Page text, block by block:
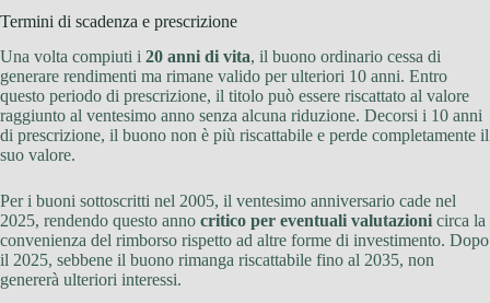
Termini di scadenza e prescrizione
Una volta compiuti i 20 anni di vita, il buono ordinario cessa di
generare rendimenti ma rimane valido per ulteriori 10 anni. Entro
questo periodo di prescrizione, il titolo può essere riscattato al valore
raggiunto al ventesimo anno senza alcuna riduzione. Decorsi i 10 anni
di prescrizione, il buono non è più riscattabile e perde completamente il
suo valore.
Per i buoni sottoscritti nel 2005, il ventesimo anniversario cade nel
2025, rendendo questo anno critico per eventuali valutazioni circa la
convenienza del rimborso rispetto ad altre forme di investimento. Dopo
il 2025, sebbene il buono rimanga riscattabile fino al 2035, non
genererà ulteriori interessi.